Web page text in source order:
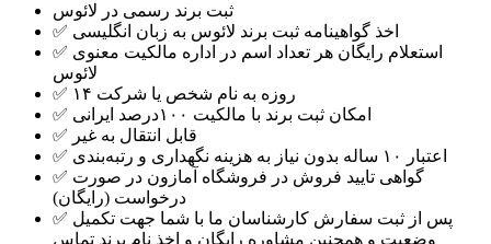
ثبت برند رسمی در لائوس
✅ اخذ گواهینامه ثبت برند لائوس به زبان انگلیسی
✅ استعلام رایگان هر تعداد اسم در اداره مالکیت معنوی
لائوس
✅ ۱۴ روزه به نام شخص یا شرکت
✅ امکان ثبت برند با مالکیت ۱۰۰درصد ایرانی
✅ قابل انتقال به غیر
✅ اعتبار ۱۰ ساله بدون نیاز به هزینه نگهداری و رتبه‌بندی
✅ گواهی تایید فروش در فروشگاه آمازون در صورت
درخواست (رایگان)
✅ پس از ثبت سفارش کارشناسان ما با شما جهت تکمیل
وضعیت و همچنین مشاوره رایگان و اخذ نام برند تماس